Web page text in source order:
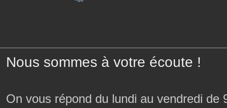
Nous sommes à votre écoute !
On vous répond du lundi au vendredi